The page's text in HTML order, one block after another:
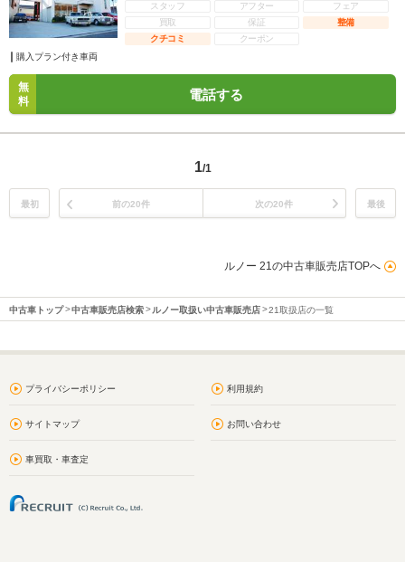
スタッフ
アフター
フェア
買取
保証
整備
クチコミ
クーポン
購入プラン付き車両
無
料
電話する
1/1
最初 前の20件 次の20件 最後
ルノー 21の中古車販売店TOPへ
中古車トップ 中古車販売店検索 ルノー取扱い中古車販売店 21取扱店の一覧
プライバシーポリシー 利用規約
サイトマップ お問い合わせ
車買取・車査定